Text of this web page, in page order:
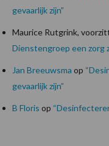
gevaarlijk zijn”
Maurice Rutgrink,
Dienstengroep een zorg
Jan Breeuwsma op
gevaarlijk zijn”
B Floris op